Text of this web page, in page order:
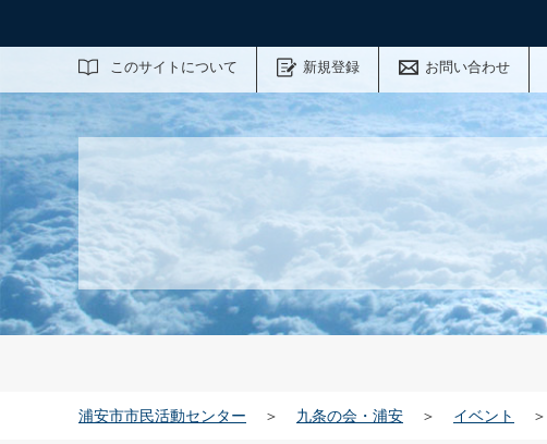
このサイトについて 新規登録 お問い合わせ
サイト内検索
浦安市市民活動センター ＞ 九条の会・浦安 ＞ イベント ＞